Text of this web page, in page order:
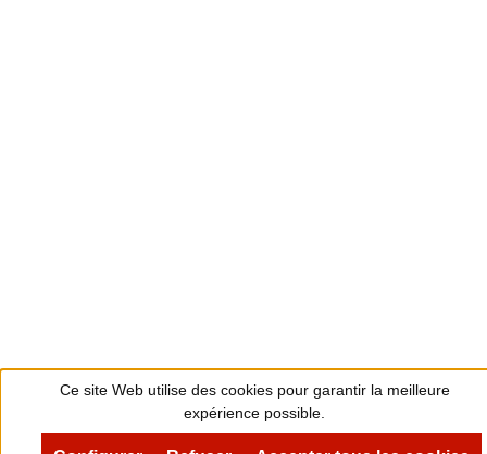
Ce site Web utilise des cookies pour garantir la meilleure
expérience possible.